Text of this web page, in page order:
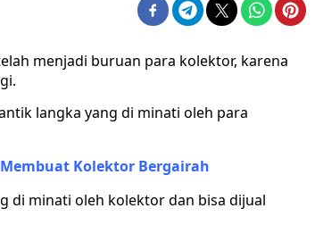
menjadi buruan para kolektor, karena
langka yang di minati oleh para
Kolektor Bergairah
di minati oleh kolektor dan bisa dijual